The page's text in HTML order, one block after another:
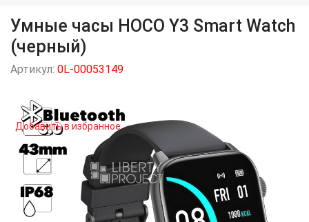
Умные часы HOCO Y3 Smart Watch
(черный)
Артикул: 0L-00053149
Добавить в избранное